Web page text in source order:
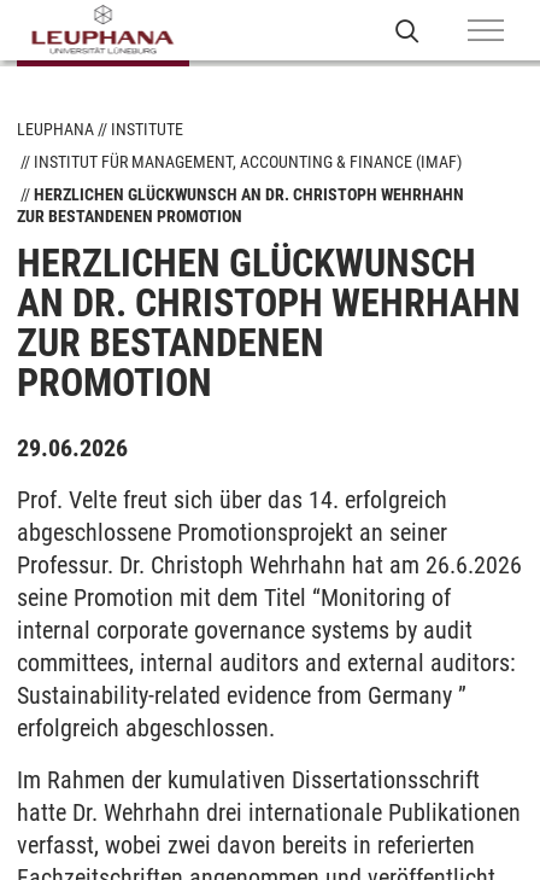
LEUPHANA
INSTITUTE
INSTITUT FÜR MANAGEMENT, ACCOUNTING & FINANCE (IMAF)
HERZLICHEN GLÜCKWUNSCH AN DR. CHRISTOPH WEHRHAHN
ZUR BESTANDENEN PROMOTION
HERZLICHEN GLÜCKWUNSCH
AN DR. CHRISTOPH WEHRHAHN
ZUR BESTANDENEN
PROMOTION
29.06.2026
Prof. Velte freut sich über das 14. erfolgreich
abgeschlossene Promotionsprojekt an seiner
Professur. Dr. Christoph Wehrhahn hat am 26.6.2026
seine Promotion mit dem Titel “Monitoring of
internal corporate governance systems by audit
committees, internal auditors and external auditors:
Sustainability-related evidence from Germany ”
erfolgreich abgeschlossen.
Im Rahmen der kumulativen Dissertationsschrift
hatte Dr. Wehrhahn drei internationale Publikationen
verfasst, wobei zwei davon bereits in referierten